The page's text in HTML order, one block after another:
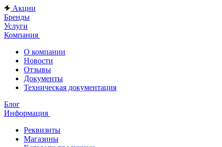
Акции
Бренды
Услуги
Компания
О компании
Новости
Отзывы
Документы
Техническая документация
Блог
Информация
Реквизиты
Магазины